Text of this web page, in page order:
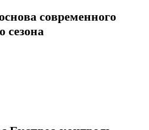
современного
сезона